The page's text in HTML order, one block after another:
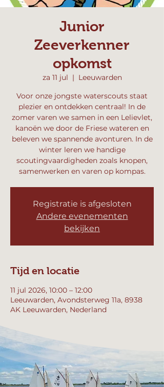
Junior
Zeeverkenner
opkomst
za 11 jul
  |
Leeuwarden
Voor onze jongste waterscouts staat
plezier en ontdekken centraal! In de
zomer varen we samen in een Lelievlet,
kanoën we door de Friese wateren en
beleven we spannende avonturen. In de
winter leren we handige
scoutingvaardigheden zoals knopen,
samenwerken en varen op kompas.
Registratie is afgesloten
Andere evenementen
bekijken
Tijd en locatie
11 jul 2026, 10:00 – 12:00
Leeuwarden, Avondsterweg 11a, 8938
AK Leeuwarden, Nederland
za 15 aug, 10:00
za 22 aug, 10:00
za 29 aug, 10:00
Bekijk alle 357 datums